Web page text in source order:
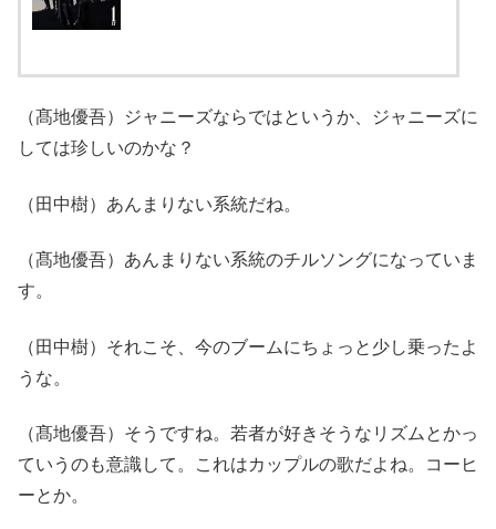
（髙地優吾）ジャニーズならではというか、ジャニーズに
しては珍しいのかな？
（田中樹）あんまりない系統だね。
（髙地優吾）あんまりない系統のチルソングになっていま
す。
（田中樹）それこそ、今のブームにちょっと少し乗ったよ
うな。
（髙地優吾）そうですね。若者が好きそうなリズムとかっ
ていうのも意識して。これはカップルの歌だよね。コーヒ
ーとか。